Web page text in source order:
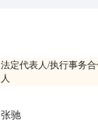
法定代表人/执行事务合
人
张驰